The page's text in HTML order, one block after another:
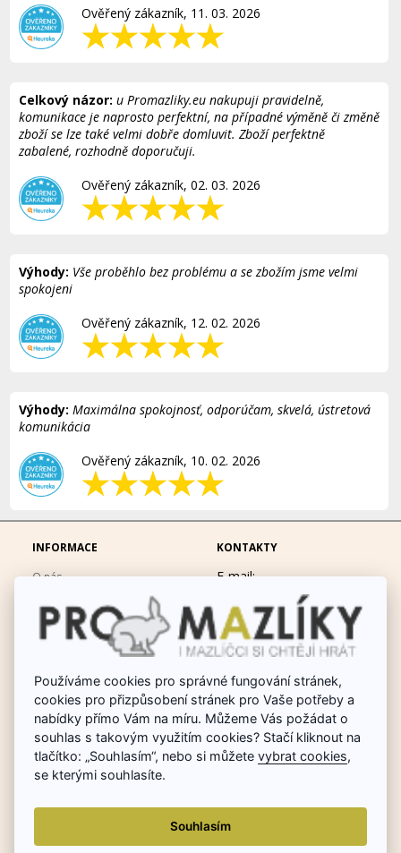
Ověřený zákazník, 11. 03. 2026
Celkový názor: u Promazliky.eu nakupuji pravidelně,
komunikace je naprosto perfektní, na případné výměně či změně
zboží se lze také velmi dobře domluvit. Zboží perfektně
zabalené, rozhodně doporučuji.
Ověřený zákazník, 02. 03. 2026
Výhody: Vše proběhlo bez problému a se zbožím jsme velmi
spokojeni
Ověřený zákazník, 12. 02. 2026
Výhody: Maximálna spokojnosť, odporúčam, skvelá, ústretová
komunikácia
Ověřený zákazník, 10. 02. 2026
INFORMACE
O nás
Doprava a platba
Ochrana osobních údajů
Obchodní podmínky
Fotogalerie
Odstoupit od smlouvy
Poradna chovu králíků
Dárkové poukazy
Reklamace
KONTAKTY
E-mail:
eshop@promazliky.eu
Mobil: 728677864
po-pá 9:00-19:00
Messenger:
hrackynejenprousacky
Používáme cookies pro správné fungování stránek,
cookies pro přizpůsobení stránek pro Vaše potřeby a
nabídky přímo Vám na míru. Můžeme Vás požádat o
souhlas s takovým využitím cookies? Stačí kliknout na
tlačítko: „Souhlasím“, nebo si můžetevybrat cookies,
se kterými souhlasíte.
Souhlasím